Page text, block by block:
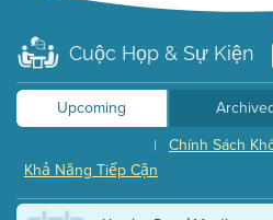
Cuộc Họp & Sự Kiện
Upcoming
Chính Sách
|
Khả Năng Tiếp Cận